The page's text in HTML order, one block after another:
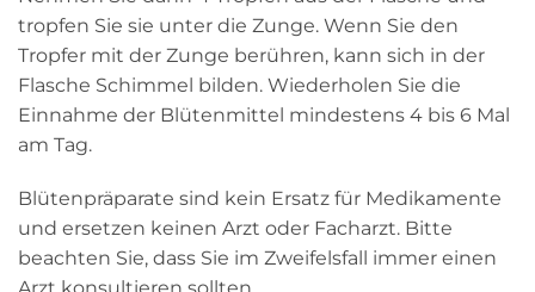
tropfen Sie sie unter die Zunge. Wenn Sie den
Tropfer mit der Zunge berühren, kann sich in der
Flasche Schimmel bilden. Wiederholen Sie die
Einnahme der Blütenmittel mindestens 4 bis 6 Mal
am Tag.
Blütenpräparate sind kein Ersatz für Medikamente
und ersetzen keinen Arzt oder Facharzt. Bitte
beachten Sie, dass Sie im Zweifelsfall immer einen